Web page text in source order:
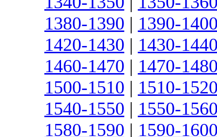
1380-1390 | 1390-
1420-1430 | 1430-
1460-1470 | 1470-
1500-1510 | 1510-
1540-1550 | 1550-
1580-1590 | 1590-